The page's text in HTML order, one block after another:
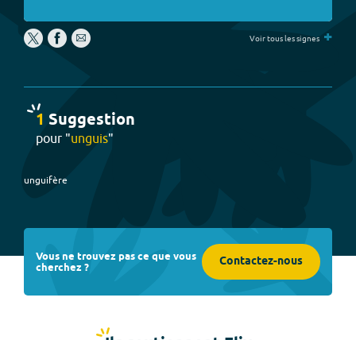
Voir tous les signes +
1 Suggestion
pour "unguis"
unguifère
Vous ne trouvez pas ce que vous
cherchez ? Contactez-nous